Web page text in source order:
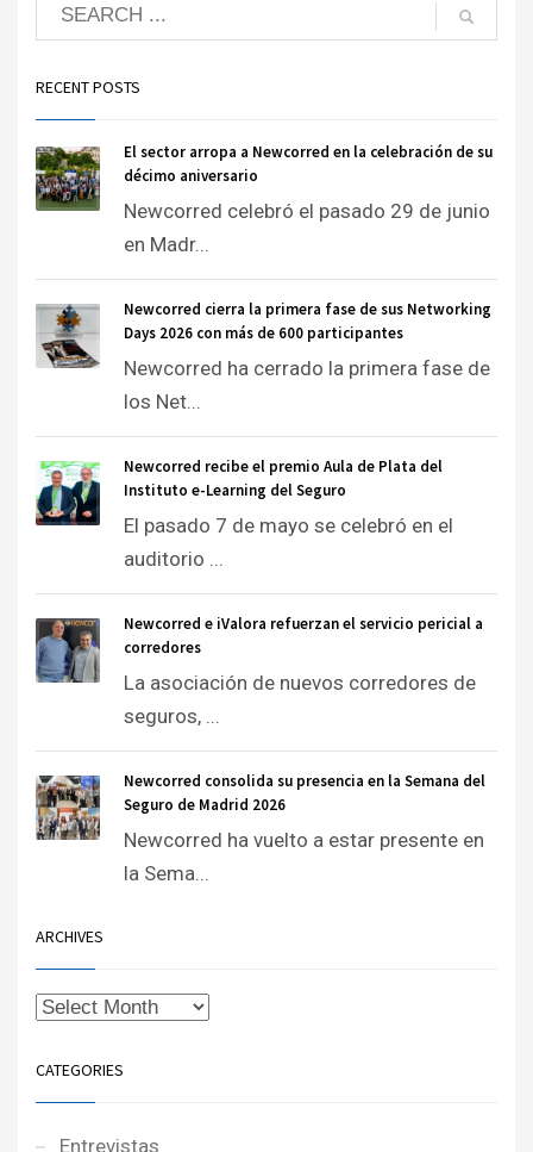
RECENT POSTS
El sector arropa a Newcorred en la celebración de su
décimo aniversario
Newcorred celebró el pasado 29 de junio
en Madr...
Newcorred cierra la primera fase de sus Networking
Days 2026 con más de 600 participantes
Newcorred ha cerrado la primera fase de
los Net...
Newcorred recibe el premio Aula de Plata del
Instituto e-Learning del Seguro
El pasado 7 de mayo se celebró en el
auditorio ...
Newcorred e iValora refuerzan el servicio pericial a
corredores
La asociación de nuevos corredores de
seguros, ...
Newcorred consolida su presencia en la Semana del
Seguro de Madrid 2026
Newcorred ha vuelto a estar presente en
la Sema...
ARCHIVES
CATEGORIES
Entrevistas